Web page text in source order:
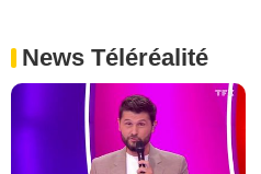
News Téléréalité